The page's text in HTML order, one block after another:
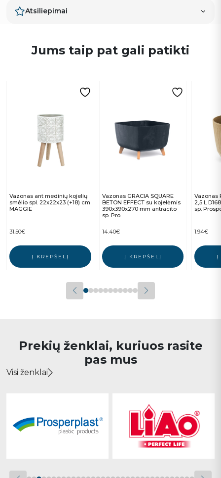
Atsiliepimai
Jums taip pat gali patikti
Vazonas ant medinių kojelių
smėlio spl. 22x22x23 (+18) cm
MAGGIE
31.50€
Į KREPŠELĮ
Vazonas GRACIA SQUARE
BETON EFFECT su kojelėmis
390x390x270 mm antracito
sp. Pro
14.40€
Į KREPŠELĮ
Vazonas
2,5 L
sp.
1.94€
Į
Prekių ženklai, kuriuos rasite
pas mus
Visi ženklai